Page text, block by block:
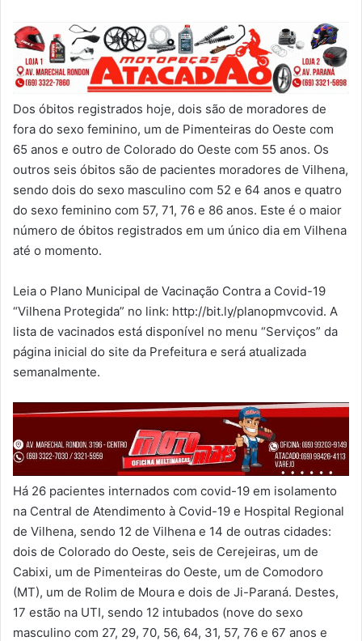
Dos óbitos registrados hoje, dois são de moradores de
fora do sexo feminino, um de Pimenteiras do Oeste com
65 anos e outro de Colorado do Oeste com 55 anos. Os
outros seis óbitos são de pacientes moradores de Vilhena,
sendo dois do sexo masculino com 52 e 64 anos e quatro
do sexo feminino com 57, 71, 76 e 86 anos. Este é o maior
número de óbitos registrados em um único dia em Vilhena
até o momento.
Leia o Plano Municipal de Vacinação Contra a Covid-19
“Vilhena Protegida” no link: http://bit.ly/planopmvcovid. A
lista de vacinados está disponível no menu “Serviços” da
página inicial do site da Prefeitura e será atualizada
semanalmente.
Há 26 pacientes internados com covid-19 em isolamento
na Central de Atendimento à Covid-19 e Hospital Regional
de Vilhena, sendo 12 de Vilhena e 14 de outras cidades:
dois de Colorado do Oeste, seis de Cerejeiras, um de
Cabixi, um de Pimenteiras do Oeste, um de Comodoro
(MT), um de Rolim de Moura e dois de Ji-Paraná. Destes,
17 estão na UTI, sendo 12 intubados (nove do sexo
masculino com 27, 29, 70, 56, 64, 31, 57, 76 e 67 anos e